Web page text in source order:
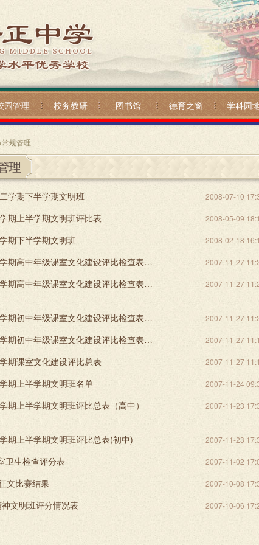
园管理 校务教研 图书馆 德育之窗 学科园
常规管理
理
学期下半学期文明班 2008-07-10
期上半学期文明班评比表 2008-05-09
期下半学期文明班 2008-02-18
2007学年上学期高中年级课室文化建设评比检查表（11月21日） 2007-11-27
2007学年上学期高中年级课室文化建设评比检查表（11月1日） 2007-11-27
2007学年上学期初中年级课室文化建设评比检查表（11月21日） 2007-11-27
2007学年上学期初中年级课室文化建设评比检查表（11月1日） 2007-11-27
期课室文化建设评比总表 2007-11-27
期上半学期文明班名单 2007-11-24
期上半学期文明班评比总表（高中） 2007-11-23
期上半学期文明班评比总表(初中) 2007-11-23
卫生检查评分表 2007-11-02
文比赛结果 2007-10-08
文明班评分情况表 2007-10-06